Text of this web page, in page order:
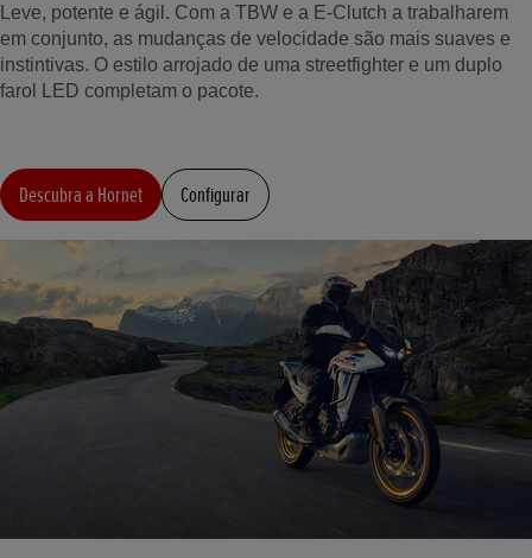
Leve, potente e ágil. Com a TBW e a E-Clutch a trabalharem
em conjunto, as mudanças de velocidade são mais suaves e
instintivas. O estilo arrojado de uma streetfighter e um duplo
farol LED completam o pacote.
Descubra a Hornet Configurar